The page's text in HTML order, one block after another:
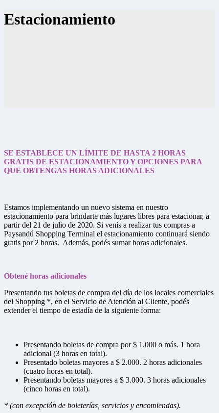
Estacionamiento
SE ESTABLECE UN LÍMITE DE HASTA 2 HORAS
GRATIS DE ESTACIONAMIENTO Y OPCIONES PARA
QUE OBTENGAS HORAS ADICIONALES
Estamos implementando un nuevo sistema en nuestro
estacionamiento para brindarte más lugares libres para estacionar, a
partir del 21 de julio de 2020. Si venís a realizar tus compras a
Paysandú Shopping Terminal el estacionamiento continuará siendo
gratis por 2 horas. Además, podés sumar horas adicionales.
Obtené horas adicionales
Presentando tus boletas de compra del día de los locales comerciales
del Shopping *, en el Servicio de Atención al Cliente, podés
extender el tiempo de estadía de la siguiente forma:
Presentando boletas de compra por $ 1.000 o más. 1 hora
adicional (3 horas en total).
Presentado boletas mayores a $ 2.000. 2 horas adicionales
(cuatro horas en total).
Presentando boletas mayores a $ 3.000. 3 horas adicionales
(cinco horas en total).
* (con excepción de boleterías, servicios y encomiendas).